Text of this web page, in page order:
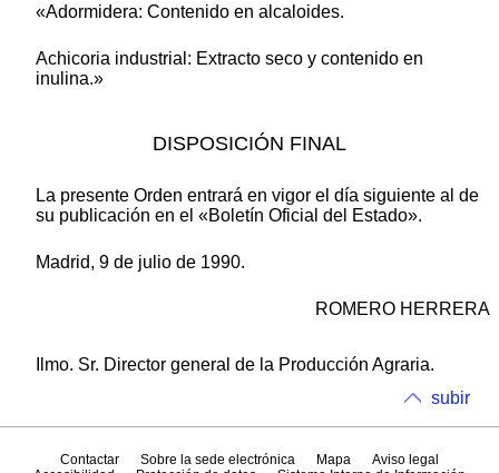
«Adormidera: Contenido en alcaloides.
Achicoria industrial: Extracto seco y contenido en
inulina.»
DISPOSICIÓN FINAL
La presente Orden entrará en vigor el día siguiente al de
su publicación en el «Boletín Oficial del Estado».
Madrid, 9 de julio de 1990.
ROMERO HERRERA
Ilmo. Sr. Director general de la Producción Agraria.
subir
Contactar Sobre la sede electrónica Mapa
Aviso legal